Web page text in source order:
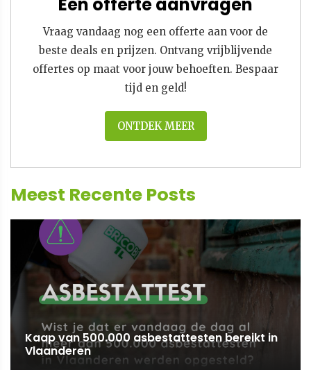
Vraag vandaag nog een offerte aan voor de
beste deals en prijzen. Ontvang vrijblijvende
offertes op maat voor jouw behoeften. Bespaar
tijd en geld!
ONTDEK MEER
Meest Recente Posts
Kaap van 500.000 asbestattesten bereikt in
Vlaanderen